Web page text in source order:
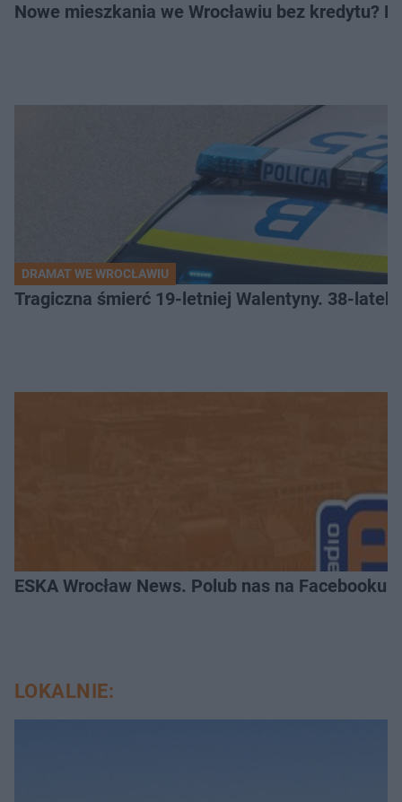
Nowe mieszkania we Wrocławiu bez kredytu?
DRAMAT WE WROCŁAWIU
Tragiczna śmierć 19-letniej Walentyny. 38-
ESKA Wrocław News. Polub nas na Facebooku!
LOKALNIE: